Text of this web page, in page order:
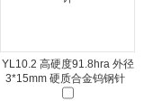
YL10.2 高硬度91.8hra 外径
3*15mm 硬质合金钨钢针